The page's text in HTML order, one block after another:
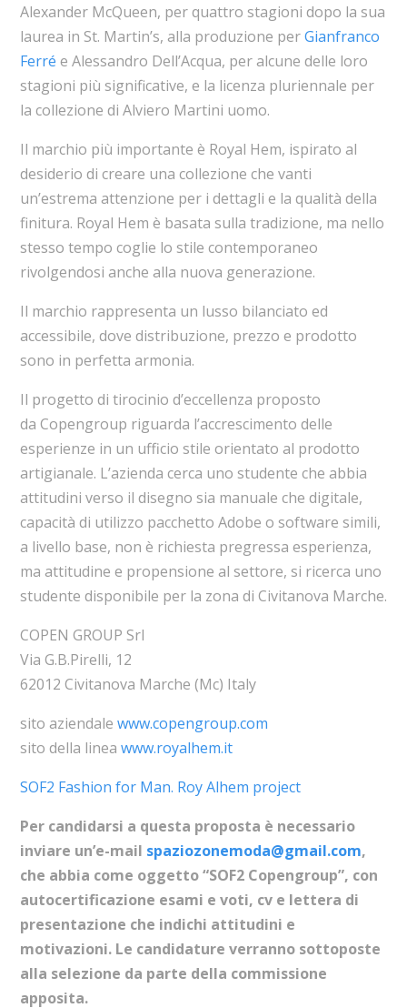
Alexander McQueen, per quattro stagioni dopo la sua
laurea in St. Martin’s, alla produzione perGianfranco
Ferré e Alessandro Dell’Acqua, per alcune delle loro
stagioni più significative, e la licenza pluriennale per
la collezione di Alviero Martini uomo.
Il marchio più importante è Royal Hem, ispirato al
desiderio di creare una collezione che vanti
un’estrema attenzione per i dettagli e la qualità della
finitura. Royal Hem è basata sulla tradizione, ma nello
stesso tempo coglie lo stile contemporaneo
rivolgendosi anche alla nuova generazione.
Il marchio rappresenta un lusso bilanciato ed
accessibile, dove distribuzione, prezzo e prodotto
sono in perfetta armonia.
Il progetto di tirocinio d’eccellenza proposto
da Copengroup riguarda l’accrescimento delle
esperienze in un ufficio stile orientato al prodotto
artigianale. L’azienda cerca uno studente che abbia
attitudini verso il disegno sia manuale che digitale,
capacità di utilizzo pacchetto Adobe o software simili,
a livello base, non è richiesta pregressa esperienza,
ma attitudine e propensione al settore, si ricerca uno
studente disponibile per la zona di Civitanova Marche.
COPEN GROUP Srl
Via G.B.Pirelli, 12
62012 Civitanova Marche (Mc) Italy
sito aziendale www.copengroup.com
sito della linea www.royalhem.it
SOF2 Fashion for Man. Roy Alhem project
Per candidarsi a questa proposta è necessario
inviare un’e-mail spaziozonemoda@gmail.com,
che abbia come oggetto “SOF2 Copengroup”, con
autocertificazione esami e voti, cv e lettera di
presentazione che indichi attitudini e
motivazioni. Le candidature verranno sottoposte
alla selezione da parte della commissione
apposita.